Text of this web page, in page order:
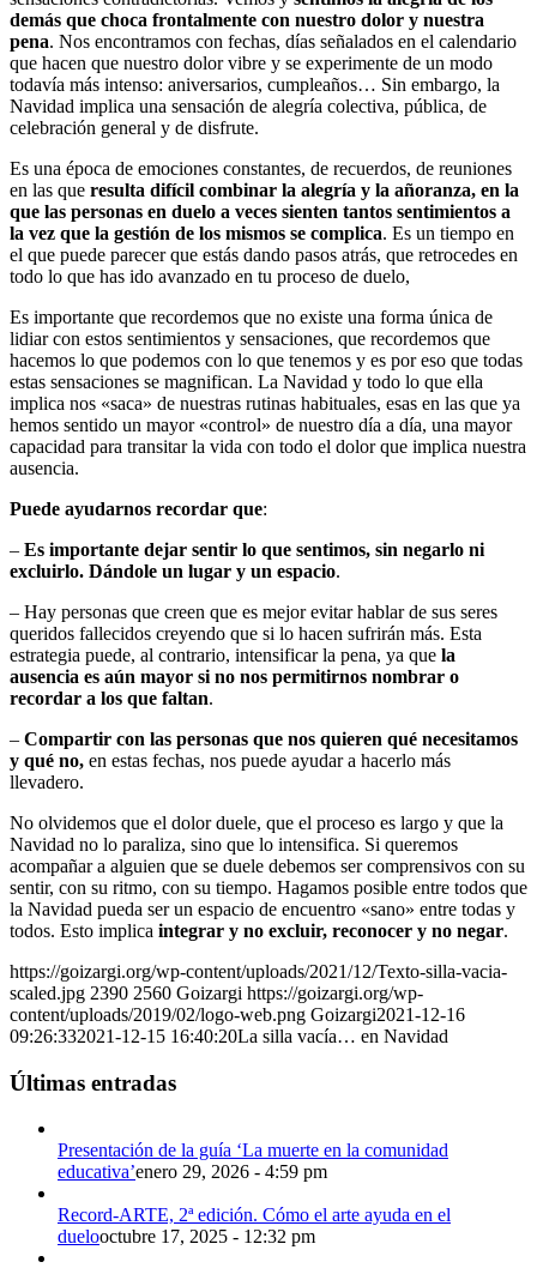
demás que choca frontalmente con nuestro dolor y nuestra
pena. Nos encontramos con fechas, días señalados en el calendario
que hacen que nuestro dolor vibre y se experimente de un modo
todavía más intenso: aniversarios, cumpleaños… Sin embargo, la
Navidad implica una sensación de alegría colectiva, pública, de
celebración general y de disfrute.
Es una época de emociones constantes, de recuerdos, de reuniones
en las que resulta difícil combinar la alegría y la añoranza, en la
que las personas en duelo a veces sienten tantos sentimientos a
la vez que la gestión de los mismos se complica. Es un tiempo en
el que puede parecer que estás dando pasos atrás, que retrocedes en
todo lo que has ido avanzado en tu proceso de duelo,
Es importante que recordemos que no existe una forma única de
lidiar con estos sentimientos y sensaciones, que recordemos que
hacemos lo que podemos con lo que tenemos y es por eso que todas
estas sensaciones se magnifican. La Navidad y todo lo que ella
implica nos «saca» de nuestras rutinas habituales, esas en las que ya
hemos sentido un mayor «control» de nuestro día a día, una mayor
capacidad para transitar la vida con todo el dolor que implica nuestra
ausencia.
Puede ayudarnos recordar que:
– Es importante dejar sentir lo que sentimos, sin negarlo ni
excluirlo. Dándole un lugar y un espacio.
– Hay personas que creen que es mejor evitar hablar de sus seres
queridos fallecidos creyendo que si lo hacen sufrirán más. Esta
estrategia puede, al contrario, intensificar la pena, ya que la
ausencia es aún mayor si no nos permitirnos nombrar o
recordar a los que faltan.
– Compartir con las personas que nos quieren qué necesitamos
y qué no, en estas fechas, nos puede ayudar a hacerlo más
llevadero.
No olvidemos que el dolor duele, que el proceso es largo y que la
Navidad no lo paraliza, sino que lo intensifica. Si queremos
acompañar a alguien que se duele debemos ser comprensivos con su
sentir, con su ritmo, con su tiempo. Hagamos posible entre todos que
la Navidad pueda ser un espacio de encuentro «sano» entre todas y
todos. Esto implica integrar y no excluir, reconocer y no negar.
https://goizargi.org/wp-content/uploads/2021/12/Texto-silla-vacia-
scaled.jpg 2390 2560 Goizargi https://goizargi.org/wp-
content/uploads/2019/02/logo-web.png Goizargi2021-12-16
09:26:332021-12-15 16:40:20La silla vacía… en Navidad
Últimas entradas
Presentación de la guía ‘La muerte en la comunidad
educativa’enero 29, 2026 - 4:59 pm
Record-ARTE, 2ª edición. Cómo el arte ayuda en el
duelooctubre 17, 2025 - 12:32 pm